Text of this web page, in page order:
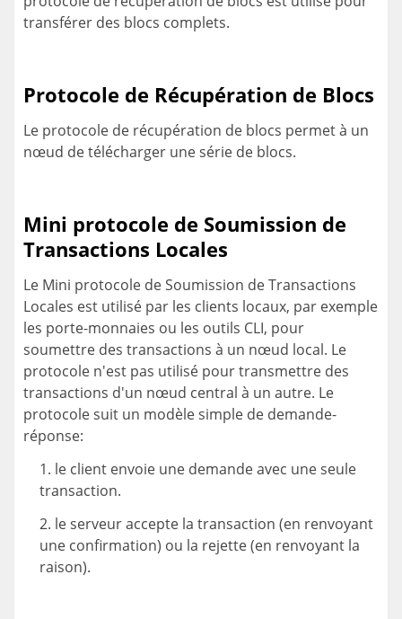
transférer des blocs complets.
Protocole de Récupération de Blocs
Le protocole de récupération de blocs permet à un
nœud de télécharger une série de blocs.
Mini protocole de Soumission de
Transactions Locales
Le Mini protocole de Soumission de Transactions
Locales est utilisé par les clients locaux, par exemple
les porte-monnaies ou les outils CLI, pour
soumettre des transactions à un nœud local. Le
protocole n'est pas utilisé pour transmettre des
transactions d'un nœud central à un autre. Le
protocole suit un modèle simple de demande-
réponse:
le client envoie une demande avec une seule
transaction.
le serveur accepte la transaction (en renvoyant
une confirmation) ou la rejette (en renvoyant la
raison).